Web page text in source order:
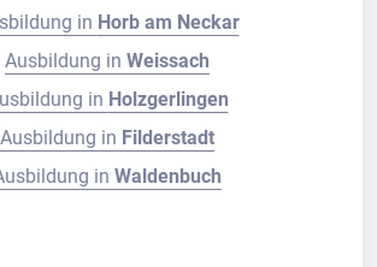
in Horb am Neckar
Ausbildung in Weissach
in Holzgerlingen
Ausbildung in Filderstadt
in Waldenbuch